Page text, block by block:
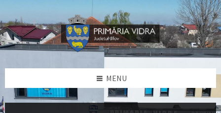
content
left
sidebar
right
sidebar
footer
MENU